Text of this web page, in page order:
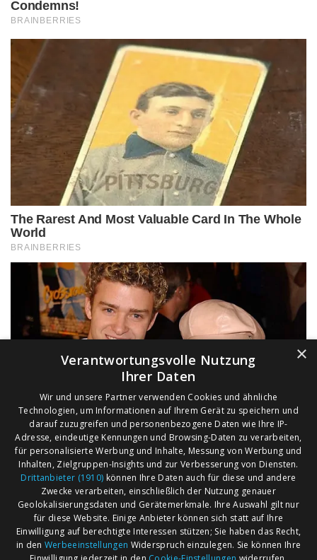
AGB
Impressum
Märkte nach Bundesländern
Märkte nach PLZ
×
Verantwortungsvolle Nutzung
Ihrer Daten
Wir und unsere Partner verwenden Cookies und ähnliche
Technologien, um Informationen auf Ihrem Gerät zu speichern und
darauf zuzugreifen und personenbezogene Daten wie Ihre IP-
Adresse, eindeutige Kennungen und Browsing-Daten zu verarbeiten,
für personalisierte Werbung und Inhalte, Messung von Werbung und
Inhalten, Zielgruppen-Insights und zur Verbesserung von Diensten.
Drittanbieter (1910) können Ihre Daten auch für diese und andere
Zwecke verarbeiten, einschließlich der Nutzung genauer
Geolokalisierungsdaten und Gerätemerkmale. Ihre Auswahl gilt nur
für diese Website. Einige Anbieter können sich statt auf Ihre
Einwilligung auf berechtigte Interessen stützen; Sie haben das Recht,
in den Werbeeinstellungen Widerspruch einzulegen. Sie können Ihre